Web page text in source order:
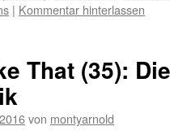
| Kommentar hinterlassen
That (35):
von montyarnold